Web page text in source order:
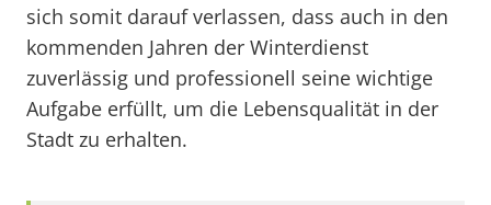
sich somit darauf verlassen, dass auch in den
kommenden Jahren der Winterdienst
zuverlässig und professionell seine wichtige
Aufgabe erfüllt, um die Lebensqualität in der
Stadt zu erhalten.